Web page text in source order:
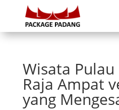
Wisata
Raja Ampat
yang